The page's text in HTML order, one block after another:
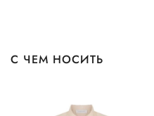
С ЧЕМ НОСИТЬ